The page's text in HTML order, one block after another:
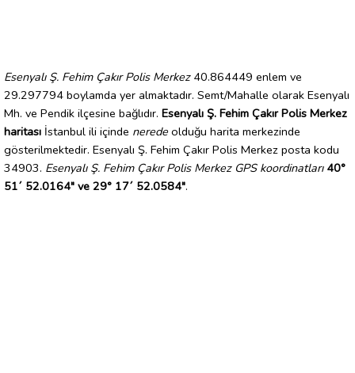
Esenyalı Ş. Fehim Çakır Polis Merkez40.864449 enlem ve
29.297794 boylamda yer almaktadır. Semt/Mahalle olarak Esenyalı
Mh. ve Pendik ilçesine bağlıdır. Esenyalı Ş. Fehim Çakır Polis Merkez
haritası İstanbul ili içinde nerede olduğu harita merkezinde
gösterilmektedir. Esenyalı Ş. Fehim Çakır Polis Merkez posta kodu
34903. Esenyalı Ş. Fehim Çakır Polis Merkez GPS koordinatları 40°
51´ 52.0164" ve 29° 17´ 52.0584".